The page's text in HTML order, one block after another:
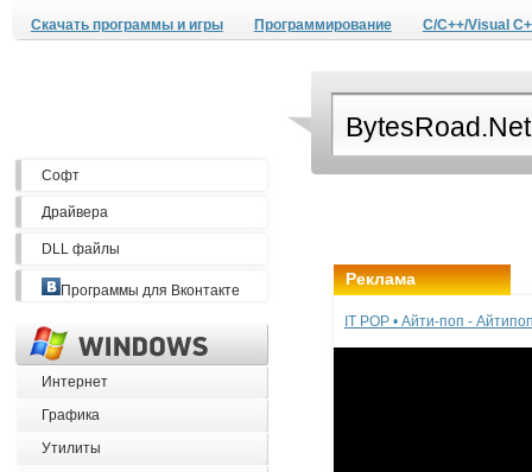
Скачать программы и игры Программирование C/C++/Visual
Софт
Драйвера
DLL файлы
Программы для Вконтакте
Интернет
Графика
Утилиты
Реклама
IT POP • Айти-поп -